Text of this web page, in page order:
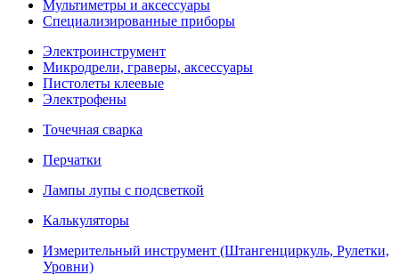
Мультиметры и аксессуары
Специализированные приборы
Электроинструмент
Микродрели, граверы, аксессуары
Пистолеты клеевые
Электрофены
Точечная сварка
Перчатки
Лампы лупы с подсветкой
Калькуляторы
Измерительный инструмент (Штангенциркуль, Рулетки,
Уровни)